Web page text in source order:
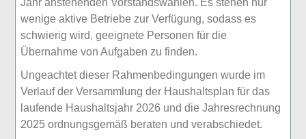
Jahr anstehenden Vorstandswahlen. Es stehen nur
wenige aktive Betriebe zur Verfügung, sodass es
schwierig wird, geeignete Personen für die
Übernahme von Aufgaben zu finden.
Ungeachtet dieser Rahmenbedingungen wurde im
Verlauf der Versammlung der Haushaltsplan für das
laufende Haushaltsjahr 2026 und die Jahresrechnung
2025 ordnungsgemäß beraten und verabschiedet.